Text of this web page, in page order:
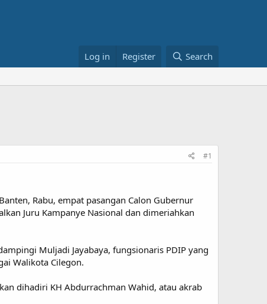
Log in Register Search
#1
Rabu, empat pasangan Calon Gubernur
Juru Kampanye Nasional dan dimeriahkan
Muljadi Jayabaya, fungsionaris PDIP yang
Walikota Cilegon.
dihadiri KH Abdurrachman Wahid, atau akrab